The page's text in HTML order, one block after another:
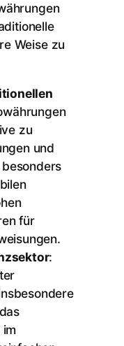
Weise zu
zu
und
für
:
im